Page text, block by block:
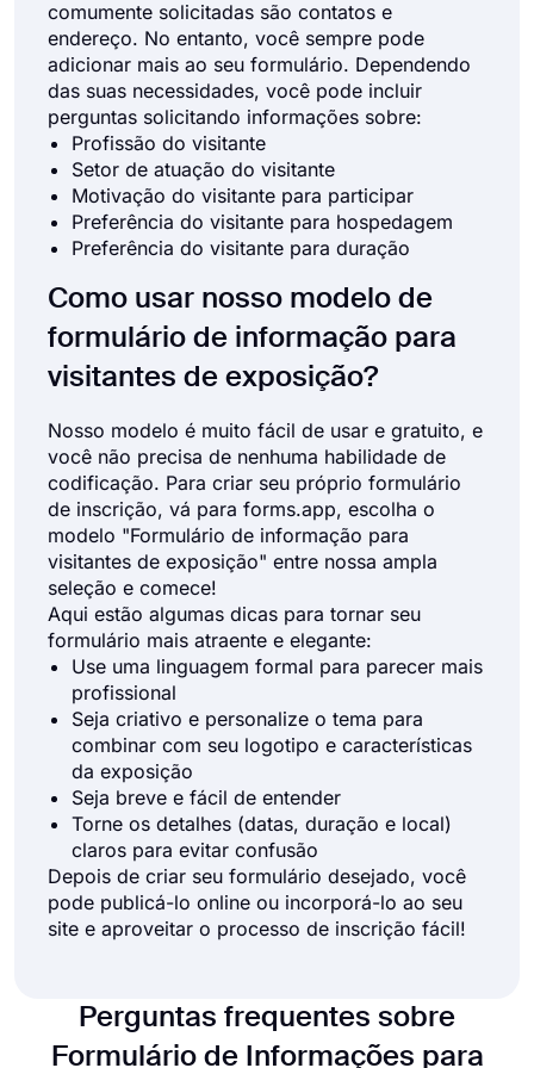
comumente solicitadas são contatos e
endereço. No entanto, você sempre pode
adicionar mais ao seu formulário. Dependendo
das suas necessidades, você pode incluir
perguntas solicitando informações sobre:
Profissão do visitante
Setor de atuação do visitante
Motivação do visitante para participar
Preferência do visitante para hospedagem
Preferência do visitante para duração
Como usar nosso modelo de
formulário de informação para
visitantes de exposição?
Nosso modelo é muito fácil de usar e gratuito, e
você não precisa de nenhuma habilidade de
codificação. Para criar seu próprio formulário
de inscrição, vá para forms.app, escolha o
modelo "Formulário de informação para
visitantes de exposição" entre nossa ampla
seleção e comece!
Aqui estão algumas dicas para tornar seu
formulário mais atraente e elegante:
Use uma linguagem formal para parecer mais
profissional
Seja criativo e personalize o tema para
combinar com seu logotipo e características
da exposição
Seja breve e fácil de entender
Torne os detalhes (datas, duração e local)
claros para evitar confusão
Depois de criar seu formulário desejado, você
pode publicá-lo online ou incorporá-lo ao seu
site e aproveitar o processo de inscrição fácil!
Perguntas frequentes sobre
Formulário de Informações para